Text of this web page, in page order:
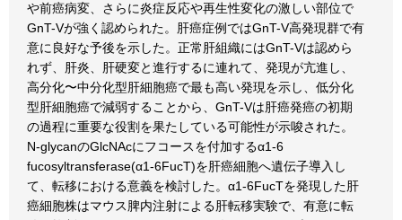
や前癌病変、さらに炎症反応や再生性変化の激しい部位で
GnT-Vが強く認められた。肝癌症例ではGnT-V高発現群で有
意に良好な予後を示した。正常肝組織にはGnT-Vは認めら
れず、肝炎、肝硬変と進行するに連れて、発現が亢進し、
高分化〜中分化型肝細胞癌で最も高い発現を示し、低分化
型肝細胞癌で減弱することから、GnT-Vは肝癌発癌の初期
の過程に重要な役割を果たしている可能性が示唆された。
N-glycanのGlcNAcにフコースを付加するα1-6
fucosyltransferase(α1-6FucT)を肝癌細胞へ遺伝子導入し
て、転移における意義を検討した。α1-6FucTを発現した肝
癌細胞株はマウス脾内注射による肝転移実験で、有意に転